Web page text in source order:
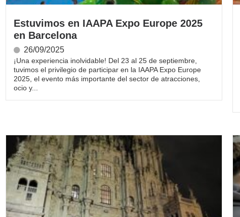
Estuvimos en IAAPA Expo Europe 2025
en Barcelona
26/09/2025
¡Una experiencia inolvidable! Del 23 al 25 de septiembre,
tuvimos el privilegio de participar en la IAAPA Expo Europe
2025, el evento más importante del sector de atracciones,
ocio y...